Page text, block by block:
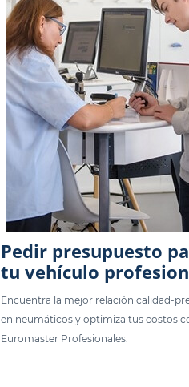
Pedir presupuesto
tu vehículo
Encuentra la mejor relación calidad-
en neumáticos y optimiza tus costos
Euromaster Profesionales.